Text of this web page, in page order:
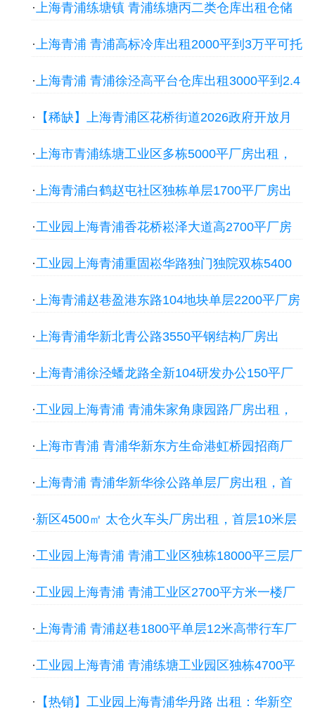
·上海青浦练塘镇 青浦练塘丙二类仓库出租仓储
租，首层9米层
·上海青浦 青浦高标冷库出租2000平到3万平可托
·上海青浦 青浦徐泾高平台仓库出租3000平到2.4
· 【稀缺】上海青浦区花桥街道2026政府开放月
见青城产厂房出租
·上海市青浦练塘工业区多栋5000平厂房出租，
·上海青浦白鹤赵屯社区独栋单层1700平厂房出
·工业园上海青浦香花桥崧泽大道高2700平厂房
·工业园上海青浦重固崧华路独门独院双栋5400
·上海青浦赵巷盈港东路104地块单层2200平厂房
·上海青浦华新北青公路3550平钢结构厂房出
·上海青浦徐泾蟠龙路全新104研发办公150平厂
·工业园上海青浦 青浦朱家角康园路厂房出租，
·上海市青浦 青浦华新东方生命港虹桥园招商厂
·上海青浦 青浦华新华徐公路单层厂房出租，首
·新区4500㎡ 太仓火车头厂房出租，首层10米层
·工业园上海青浦 青浦工业区独栋18000平三层厂
·工业园上海青浦 青浦工业区2700平方米一楼厂
·上海青浦 青浦赵巷1800平单层12米高带行车厂
·工业园上海青浦 青浦练塘工业园区独栋4700平
层高
· 【热销】工业园上海青浦华丹路 出租：华新空